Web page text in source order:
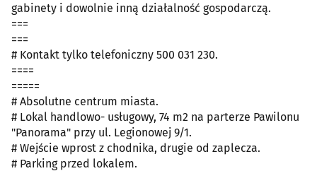
gabinety i dowolnie inną działalność gospodarczą.
===
===
# Kontakt tylko telefoniczny 500 031 230.
====
=====
# Absolutne centrum miasta.
# Lokal handlowo- usługowy, 74 m2 na parterze Pawilonu
"Panorama" przy ul. Legionowej 9/1.
# Wejście wprost z chodnika, drugie od zaplecza.
# Parking przed lokalem.